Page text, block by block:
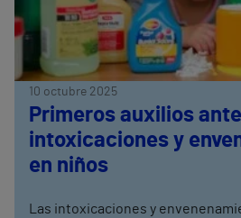
10 octubre 2025
Primeros auxilios ante
intoxicaciones y
en niños
Las intoxicaciones y